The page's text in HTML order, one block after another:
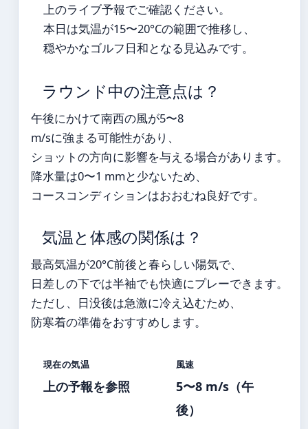
上のライブ予報でご確認ください。
本日は気温が15〜20°Cの範囲で推移し、
穏やかなゴルフ日和となる見込みです。
ラウンド中の注意点は？
午後にかけて南西の風が5〜8
m/sに強まる可能性があり、
ショットの方向に影響を与える場合があります。
降水量は0〜1 mmと少ないため、
コースコンディションはおおむね良好です。
気温と体感の関係は？
最高気温が20°C前後と春らしい陽気で、
日差しの下では半袖でも快適にプレーできます。
ただし、日没後は急激に冷え込むため、
防寒着の準備をおすすめします。
現在の気温
上の予報を参照
風速
5〜8 m/s（午
後）